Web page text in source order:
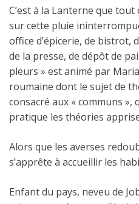
C’est à la Lanterne que
sur cette pluie
office d’épicerie, de bistrot,
de la presse, de dépôt de
pleurs » est animé par
roumaine dont le sujet de
consacré aux « communs
pratique les théories
Alors que les averses
s’apprête à accueillir les
Enfant du pays, neveu de